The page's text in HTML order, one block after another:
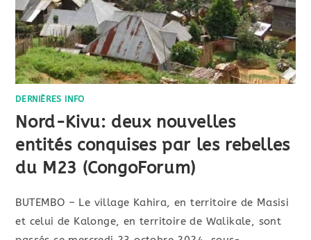
DERNIÈRES INFO
Nord-Kivu: deux nouvelles
entités conquises par les rebelles
du M23 (CongoForum)
BUTEMBO – Le village Kahira, en territoire de Masisi
et celui de Kalonge, en territoire de Walikale, sont